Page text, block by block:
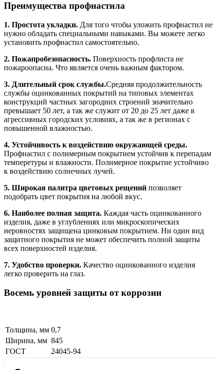
Преимущества профнастила
1. Простота укладки. Для того чтобы уложить профнастил не
нужно обладать специальными навыками. Вы можете легко
установить профнастил самостоятельно.
2. Пожапробезопасность. Поверхность профлиста не
пожароопасна. Что является очень важным фактором.
3. Длительный срок службы.Средняя продолжительность
службы оцинкованных покрытий на типовых элементах
конструкций частных загородних строений значительно
превышает 50 лет, а так же служит от 20 до 25 лет даже в
агрессивных городских условиях, а так же в регионах с
повышенной влажностью.
4. Устойчивость к воздействию окружающей среды.
Профнастил с полимерным покрытием устойчив к перепадам
темперетуры и влажности. Полимерное покрытие устойчиво
к воздействию солнечных лучей.
5. Широкая палитра цветовых рещений позволяет
подобрать цвет покрытия на любой вкус.
6. Наиболее полная защита. Каждая часть оцинкованного
изделия, даже в углублениях или микроскопических
неровностях защищена цинковым покрытием. Ни один вид
защитного покрытия не может обеспечить полной защиты
всех поверхностей изделия.
7. Удобство проверки. Качество оцинкованного изделия
легко проверить на глаз.
Восемь уровней защиты от коррозии
Толщина, мм 0,7
Ширина, мм 845
ГОСТ
24045-94